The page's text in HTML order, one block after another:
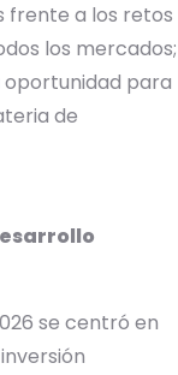
frente a los retos
los mercados;
para
de
se centró en